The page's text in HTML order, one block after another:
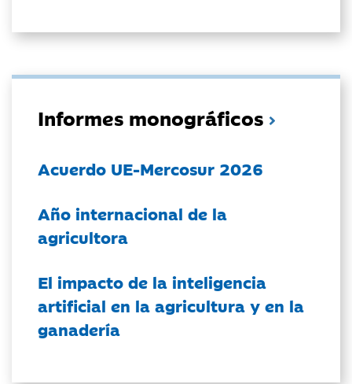
Informes monográficos
Acuerdo UE-Mercosur 2026
Año internacional de la
agricultora
El impacto de la inteligencia
artificial en la agricultura y en la
ganadería